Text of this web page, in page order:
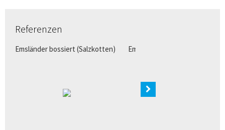
Referenzen
Emsländer bossiert (Salzkotten) Emsländer bossiert